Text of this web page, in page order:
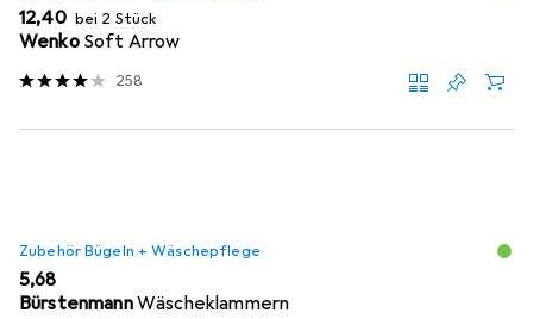
EUR
12,40 bei 2 Stück
Wenko Soft Arrow
258
Zubehör Bügeln + Wäschepflege
EUR
5,68
BürstenmannWäscheklammern